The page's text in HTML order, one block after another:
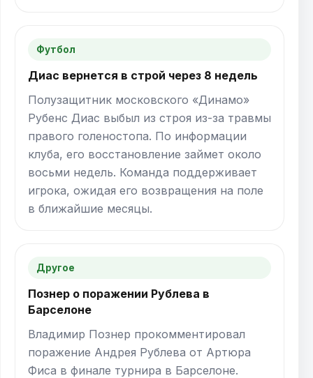
Футбол
Диас вернется в строй через 8 недель
Полузащитник московского «Динамо»
Рубенс Диас выбыл из строя из-за травмы
правого голеностопа. По информации
клуба, его восстановление займет около
восьми недель. Команда поддерживает
игрока, ожидая его возвращения на поле
в ближайшие месяцы.
Другое
Познер о поражении Рублева в
Барселоне
Владимир Познер прокомментировал
поражение Андрея Рублева от Артюра
Фиса в финале турнира в Барселоне.